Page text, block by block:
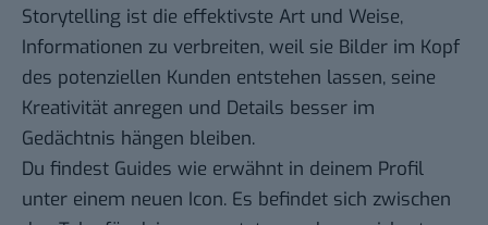
Storytelling ist die effektivste Art und Weise,
Informationen zu verbreiten, weil sie Bilder im Kopf
des potenziellen Kunden entstehen lassen, seine
Kreativität anregen und Details besser im
Gedächtnis hängen bleiben.
Du findest Guides wie erwähnt in deinem Profil
unter einem neuen Icon. Es befindet sich zwischen